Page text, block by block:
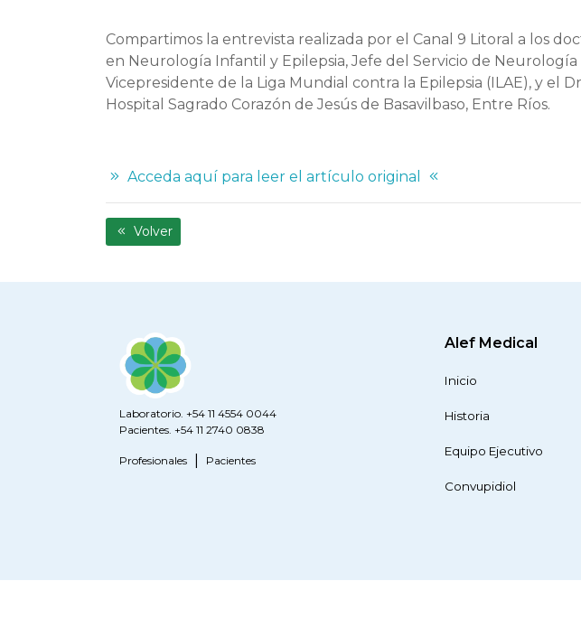
Compartimos la entrevista realizada por el Canal 9 Litoral a los
en Neurología Infantil y Epilepsia, Jefe del Servicio de
Vicepresidente de la Liga Mundial contra la Epilepsia (ILAE), y el
Hospital Sagrado Corazón de Jesús de Basavilbaso, Entre Ríos.
Acceda aquí para leer el artículo original
Volver
Laboratorio. +54 11 4554 0044
Pacientes. +54 11 2740 0838
Profesionales Pacientes
Alef Medical
Inicio
Historia
Equipo Ejecutivo
Convupidiol